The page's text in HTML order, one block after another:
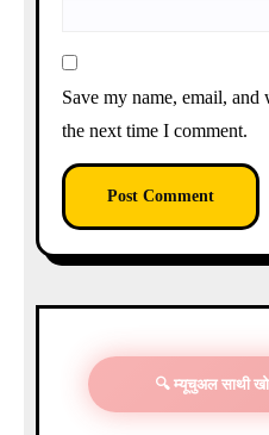
Save my name, email,
the next time I comment.
🔍 म्यूचुअल साथी